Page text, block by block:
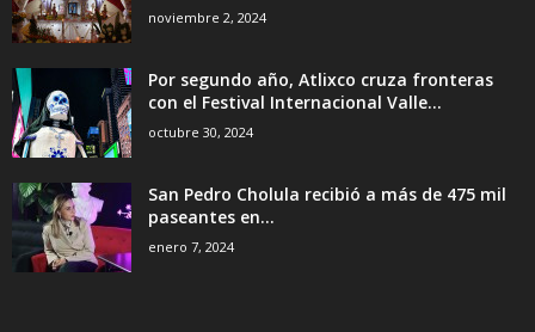
noviembre 2, 2024
Por segundo año, Atlixco cruza fronteras
con el Festival Internacional Valle...
octubre 30, 2024
San Pedro Cholula recibió a más de 475 mil
paseantes en...
enero 7, 2024